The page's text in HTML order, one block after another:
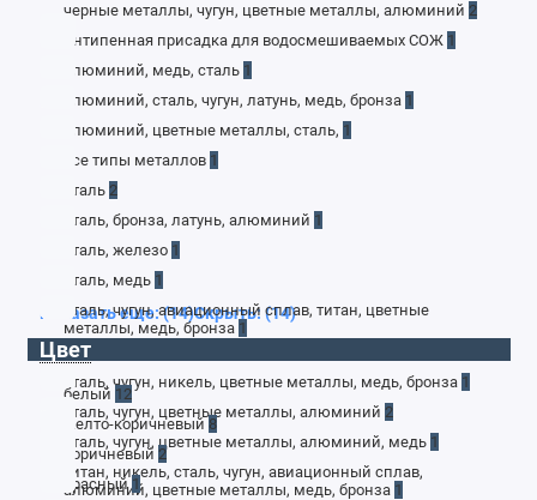
черные металлы, чугун, цветные металлы, алюминий 2
Антипенная присадка для водосмешиваемых СОЖ 1
алюминий, медь, сталь 1
алюминий, сталь, чугун, латунь, медь, бронза 1
алюминий, цветные металлы, сталь, 1
все типы металлов 1
сталь 2
сталь, бронза, латунь, алюминий 1
сталь, железо 1
сталь, медь 1
сталь, чугун, авиационный сплав, титан, цветные
металлы, медь, бронза 1
сталь, чугун, медь, латунь, алюминий
сталь, чугун, никель, цветные металлы, медь, бронза 1
сталь, чугун, цветные металлы, алюминий 2
сталь, чугун, цветные металлы, алюминий, медь 1
титан, никель, сталь, чугун, авиационный сплав,
алюминий, цветные металлы, медь, бронза 1
Показать еще: (14)Скрыть: (14)
Цвет
белый 12
желто-коричневый 8
коричневый 2
красный1